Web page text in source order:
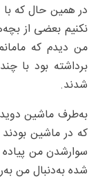
در همین حال که
نکنیم بعضی از
من دیدم که
برداشته بود با
شدند.
به‌طرف ماشین
که در ماشین
سوارشدن من
شده به‌دنبال من